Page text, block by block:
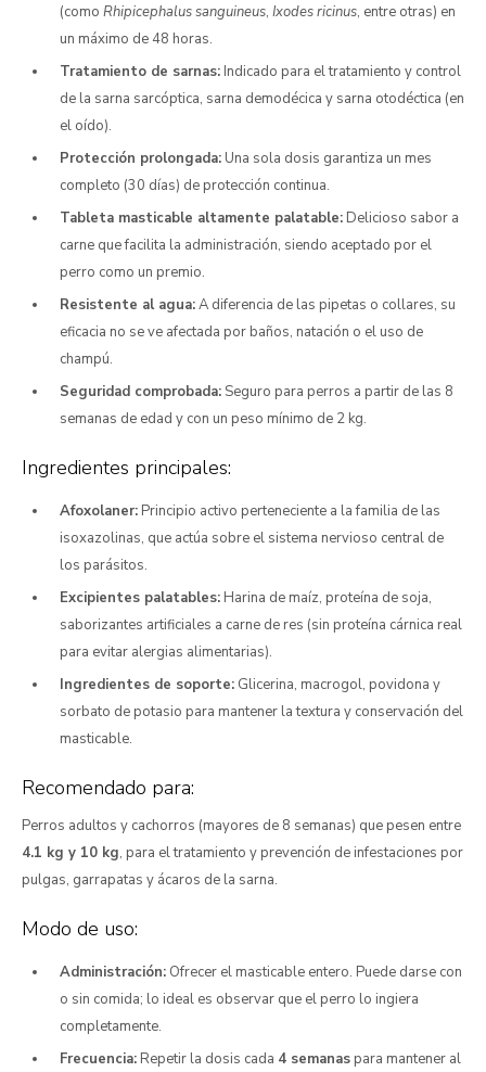
(como Rhipicephalus sanguineus, Ixodes ricinus, entre otras) en
un máximo de 48 horas.
Tratamiento de sarnas: Indicado para el tratamiento y control
de la sarna sarcóptica, sarna demodécica y sarna otodéctica (en
el oído).
Protección prolongada: Una sola dosis garantiza un mes
completo (30 días) de protección continua.
Tableta masticable altamente palatable: Delicioso sabor a
carne que facilita la administración, siendo aceptado por el
perro como un premio.
Resistente al agua:A diferencia de las pipetas o collares, su
eficacia no se ve afectada por baños, natación o el uso de
champú.
Seguridad comprobada:Seguro para perros a partir de las 8
semanas de edad y con un peso mínimo de 2 kg.
Ingredientes principales:
Afoxolaner: Principio activo perteneciente a la familia de las
isoxazolinas, que actúa sobre el sistema nervioso central de
los parásitos.
Excipientes palatables: Harina de maíz, proteína de soja,
saborizantes artificiales a carne de res (sin proteína cárnica real
para evitar alergias alimentarias).
Ingredientes de soporte: Glicerina, macrogol, povidona y
sorbato de potasio para mantener la textura y conservación del
masticable.
Recomendado para:
Perros adultos y cachorros (mayores de 8 semanas) que pesen entre
4.1 kg y 10 kg, para el tratamiento y prevención de infestaciones por
pulgas, garrapatas y ácaros de la sarna.
Modo de uso:
Administración: Ofrecer el masticable entero. Puede darse con
o sin comida; lo ideal es observar que el perro lo ingiera
completamente.
Frecuencia: Repetir la dosis cada 4 semanas para mantener al